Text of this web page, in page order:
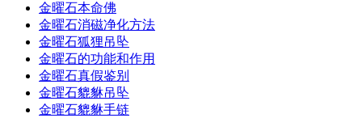
金曜石本命佛
金曜石消磁净化方法
金曜石狐狸吊坠
金曜石的功能和作用
金曜石真假鉴别
金曜石貔貅吊坠
金曜石貔貅手链